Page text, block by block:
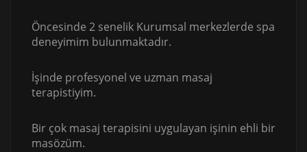
Öncesinde 2 senelik Kurumsal merkezlerde spa
deneyimim bulunmaktadır.
İşinde profesyonel ve uzman masaj
terapistiyim.
Bir çok masaj terapisini uygulayan işinin ehli bir
masözüm.